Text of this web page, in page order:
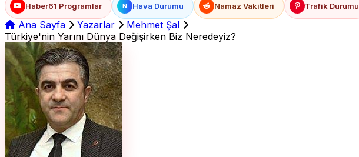
Haber61 Programlar N Hava Durumu Namaz Vakitleri Trafik Durumu
Ana Sayfa Yazarlar
Mehmet Şal
Türkiye'nin Yarını Dünya Değişirken Biz Neredeyiz?